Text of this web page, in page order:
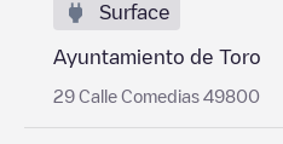
Surface
Ayuntamiento de Toro
29 Calle Comedias 49800